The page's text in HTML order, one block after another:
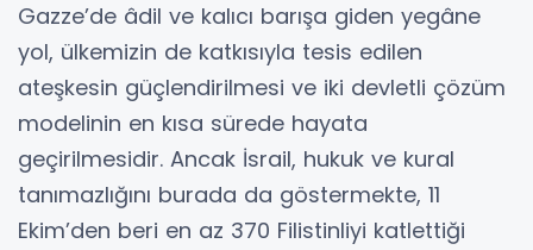
Gazze’de âdil ve kalıcı barışa giden yegâne
yol, ülkemizin de katkısıyla tesis edilen
ateşkesin güçlendirilmesi ve iki devletli çözüm
modelinin en kısa sürede hayata
geçirilmesidir. Ancak İsrail, hukuk ve kural
tanımazlığını burada da göstermekte, 11
Ekim’den beri en az 370 Filistinliyi katlettiği